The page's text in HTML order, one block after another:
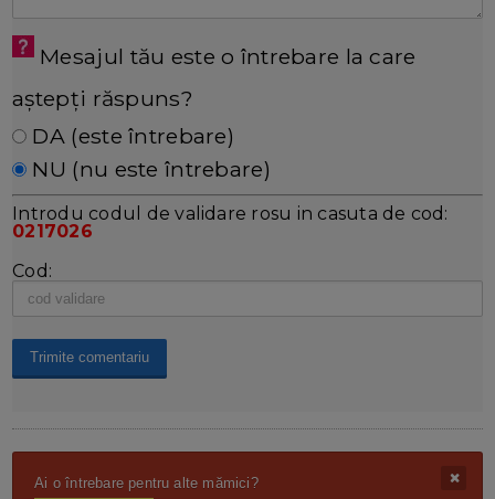
Mesajul tău este o întrebare la care
aștepți răspuns?
DA (este întrebare)
NU (nu este întrebare)
Introdu codul de validare rosu in casuta de cod:
0217026
Cod:
Ai o întrebare pentru alte mămici?